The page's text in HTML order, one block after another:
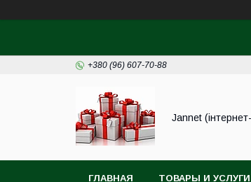
+380 (96) 607-70-88
Jannet
ГЛАВНАЯ ТОВАРЫ И УСЛУГИ